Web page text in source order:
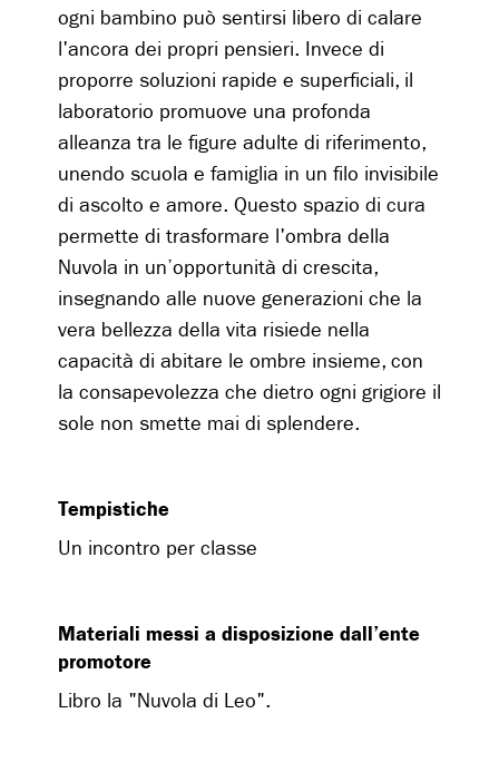
ogni bambino può sentirsi libero di calare
l'ancora dei propri pensieri. Invece di
proporre soluzioni rapide e superficiali, il
laboratorio promuove una profonda
alleanza tra le figure adulte di riferimento,
unendo scuola e famiglia in un filo invisibile
di ascolto e amore. Questo spazio di cura
permette di trasformare l'ombra della
Nuvola in un’opportunità di crescita,
insegnando alle nuove generazioni che la
vera bellezza della vita risiede nella
capacità di abitare le ombre insieme, con
la consapevolezza che dietro ogni grigiore il
sole non smette mai di splendere.
Tempistiche
Un incontro per classe
Materiali messi a disposizione dall’ente
promotore
Libro la "Nuvola di Leo".